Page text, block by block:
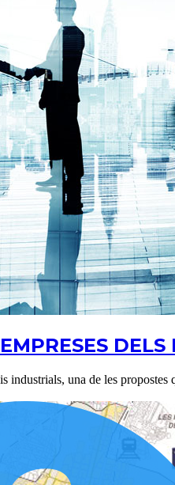
DELS
industrials, una de les propostes